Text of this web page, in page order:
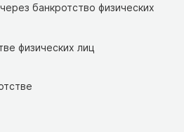
банкротство физических
физических лиц